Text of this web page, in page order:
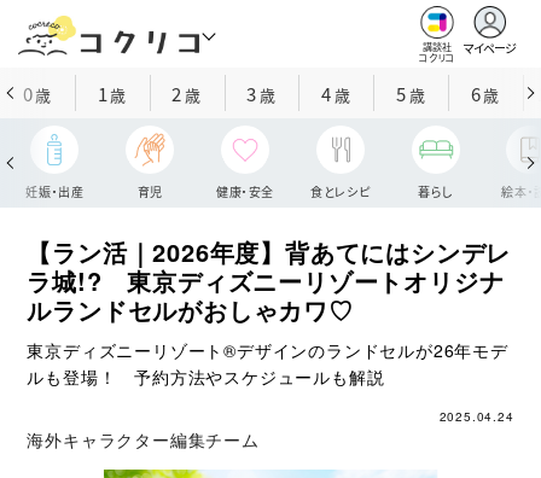
講談社
コクリコ
マイページ
0歳 1歳 2 歳 3歳 4歳 5歳 6歳
妊娠・出産 育児 健康・安全 食とレシピ 暮らし 絵本・
【ラン活｜2026年度】背あてにはシンデレ
ラ城!? 東京ディズニーリゾートオリジナ
ルランドセルがおしゃカワ♡
東京ディズニーリゾート®デザインのランドセルが26年モデ
ルも登場！ 予約方法やスケジュールも解説
2025.04.24
海外キャラクター編集チーム